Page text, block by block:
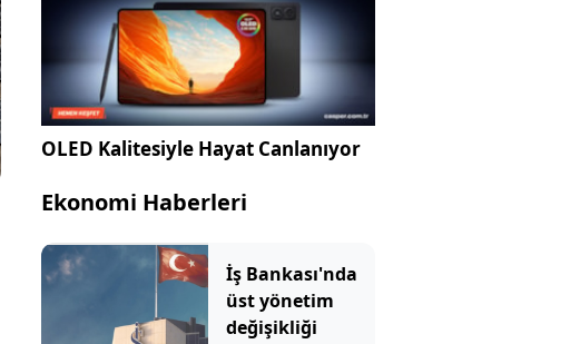
OLED Kalitesiyle Hayat Canlanıyor
Ekonomi Haberleri
İş Bankası'nda
üst yönetim
değişikliği